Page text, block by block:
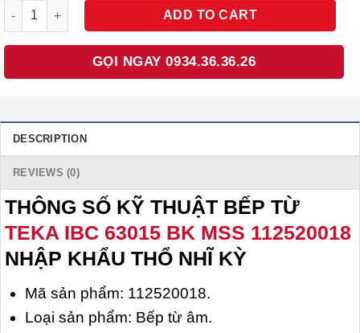
BẾP TỪ TEKA IBC 63015 BK MSS 112520018 NHẬP KHẨU THỔ
ADD TO CART
GỌI NGAY 0934.36.36.26
DESCRIPTION
REVIEWS (0)
THÔNG SỐ KỸ THUẬT BẾP TỪ
TEKA IBC 63015 BK MSS 112520018
NHẬP KHẨU THỔ NHĨ KỲ
Mã sản phẩm: 112520018.
Loại sản phẩm: Bếp từ âm.